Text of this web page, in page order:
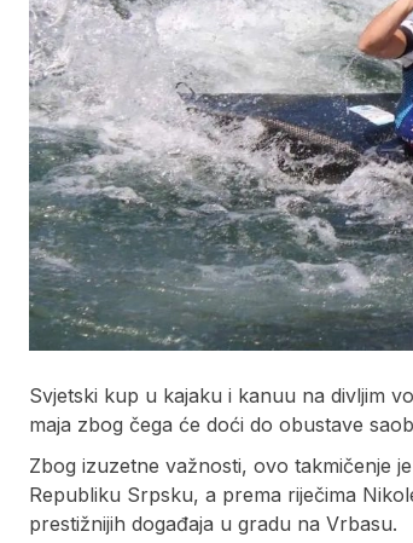
Svjetski kup u kajaku i kanuu na divljim
maja zbog čega će doći do obustave
Zbog izuzetne važnosti, ovo takmičenje
Republiku Srpsku, a prema riječima
prestižnijih događaja u gradu na Vrbasu.